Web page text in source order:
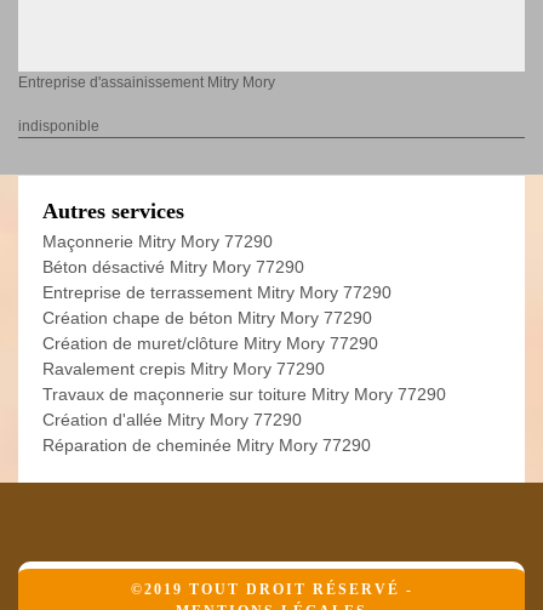
Entreprise d'assainissement Mitry Mory
indisponible
Autres services
Maçonnerie Mitry Mory 77290
Béton désactivé Mitry Mory 77290
Entreprise de terrassement Mitry Mory 77290
Création chape de béton Mitry Mory 77290
Création de muret/clôture Mitry Mory 77290
Ravalement crepis Mitry Mory 77290
Travaux de maçonnerie sur toiture Mitry Mory 77290
Création d'allée Mitry Mory 77290
Réparation de cheminée Mitry Mory 77290
©2019 TOUT DROIT RÉSERVÉ -